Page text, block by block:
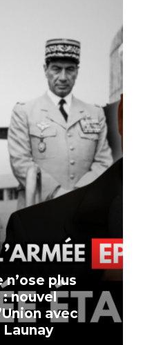
plus
nouvel
avec
Launay